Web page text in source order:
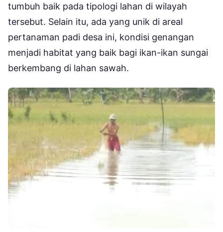
tumbuh baik pada tipologi lahan di wilayah
tersebut. Selain itu, ada yang unik di areal
pertanaman padi desa ini, kondisi genangan
menjadi habitat yang baik bagi ikan-ikan sungai
berkembang di lahan sawah.